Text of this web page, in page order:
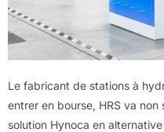
Le fabricant de stations à
entrer en bourse, HRS va
solution Hynoca en